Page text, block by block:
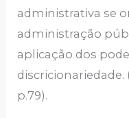
administrativa se
administração
aplicação dos
discricionariedade.
p.79).